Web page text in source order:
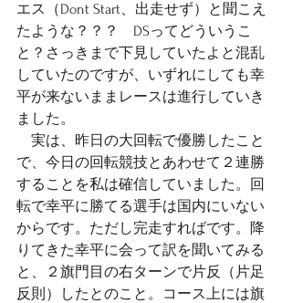
エス（Dont Start、出走せず）と聞こえ
たような？？？　DSってどういうこ
と？さっきまで下見していたよと混乱
していたのですが、いずれにしても幸
平が来ないままレースは進行していき
ました。
​　実は、昨日の大回転で優勝したこと
で、今日の回転競技とあわせて２連勝
することを私は確信していました。回
転で幸平に勝てる選手は国内にいない
からです。ただし完走すればです。降
りてきた幸平に会って訳を聞いてみる
と、２旗門目の右ターンで片反（片足
反則）したとのこと。コース上には旗